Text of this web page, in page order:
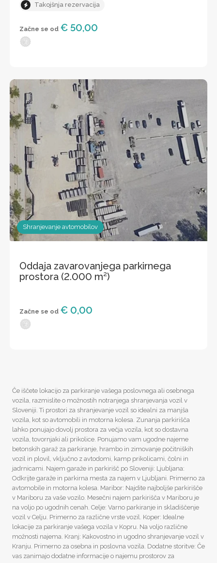
Takojšnja rezervacija
Začne se od € 50,00
Shranjevanje avtomobilov
Oddaja zavarovanjega parkirnega
prostora (2.000 m²)
Začne se od € 0,00
Če iščete lokacijo za parkiranje vašega poslovnega ali osebnega
vozila, razmislite o možnostih notranjega shranjevanja vozil v
Sloveniji. Ti prostori za shranjevanje vozil so idealni za manjša
vozila, kot so avtomobili in motorna kolesa. Zunanja parkirišča
lahko ponujajo dovolj prostora za večja vozila, kot so dostavna
vozila, tovornjaki ali prikolice. Ponujamo vam ugodne najeme
betonskih garaž za parkiranje, hrambo in zimovanje počitniških
vozil in plovil, vključno z avtodomi, kamp prikolicami, čolni in
jadrnicami. Najem garaže in parkirišč po Sloveniji: Ljubljana:
Odkrijte garaže in parkirna mesta za najem v Ljubljani. Primerno za
avtomobile in motorna kolesa. Maribor: Najdite najboljše parkirišče
v Mariboru za vaše vozilo. Mesečni najem parkirišča v Mariboru je
na voljo po ugodnih cenah. Celje: Varno parkiranje in skladiščenje
vozil v Celju. Primerno za različne vrste vozil. Koper: Idealne
lokacije za parkiranje vašega vozila v Kopru. Na voljo različne
možnosti najema. Kranj: Kakovostno in ugodno shranjevanje vozil v
Kranju. Primerno za osebna in poslovna vozila. Dodatne storitve: Če
vas zanimajo dodatne informacije o najemu prostorov za